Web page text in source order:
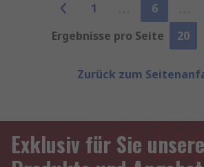
1 6
Ergebnisse pro Seite
20
Zurück zum
Exklusiv für Sie